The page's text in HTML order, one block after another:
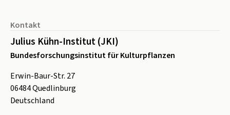
Kontakt
Julius Kühn-Institut (JKI)
Bundesforschungsinstitut für Kulturpflanzen
Erwin-Baur-Str. 27
06484Quedlinburg
Deutschland